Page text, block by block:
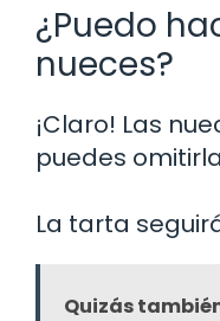
¿Puedo
nueces?
¡Claro! Las
puedes
La tarta
Quizás